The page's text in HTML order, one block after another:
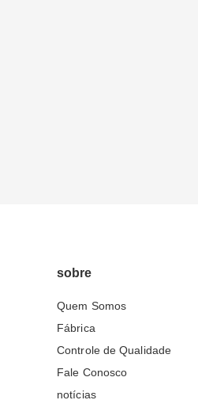
sobre
Quem Somos
Fábrica
Controle de Qualidade
Fale Conosco
notícias